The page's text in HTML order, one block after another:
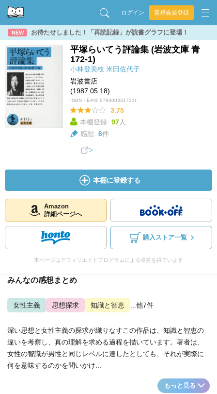
ログイン 新規会員登録
NEW お待たせしました！「再読記録」が読書グラフに登場！
平塚らいてう評論集 (岩波文庫 青
172-1)
小林登美枝 米田佐代子
岩波書店
(1987.05.18)
ISBN・EAN: 9784003317211
3.75
本棚登録: 97人
感想: 6件
本棚に登録する
Amazon
詳細ページへ
購入ストア一覧
本ページはアフィリエイトプログラムによる収益を得ています
みんなの感想まとめ
女性主義 思想探求 知識と智恵 ...他7件
深い思想と女性主義の探求が織りなすこの作品は、知識と智恵の
違いを考察し、真の理解を求める過程を描いています。著者は、
女性の智識が男性と同じレベルに達したとしても、それが実際に
何を意味するのかを問いかけ...
もっと見る